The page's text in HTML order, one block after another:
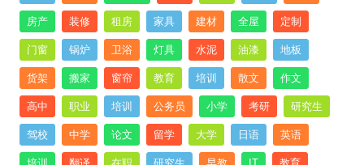
房产 装修 租房 家具 建材 全屋 定制
门窗 锅炉 卫浴 灯具 水泥 油漆 地板
货架 搬家 窗帘 教育 培训 散文 作文
高中 职业 培训 公务员 小学 考研 研究生
驾校 中学 论文 留学 大学 日语 英语